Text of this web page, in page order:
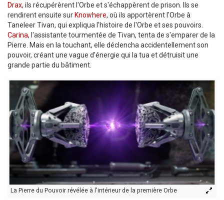
Drax, ils récupérèrent l'Orbe et s'échappèrent de prison. Ils se
rendirent ensuite sur Knowhere, où ils apportèrent l'Orbe à
Taneleer Tivan, qui expliqua l'histoire de l'Orbe et ses pouvoirs.
Carina, l'assistante tourmentée de Tivan, tenta de s'emparer de la
Pierre. Mais en la touchant, elle déclencha accidentellement son
pouvoir, créant une vague d'énergie qui la tua et détruisit une
grande partie du bâtiment.
La Pierre du Pouvoir révélée à l'intérieur de la première Orbe